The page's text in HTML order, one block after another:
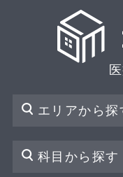
エリアから探
科目から探す